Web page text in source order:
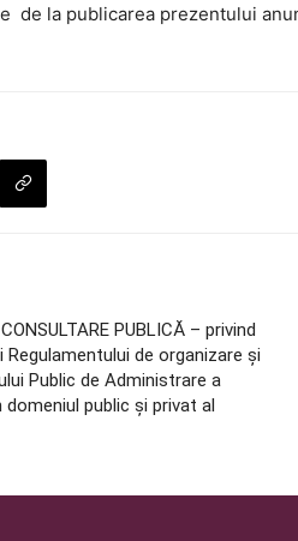
de la publicarea prezentului
PUBLICĂ – privind
de organizare și
Public de Administrare a
public și privat al